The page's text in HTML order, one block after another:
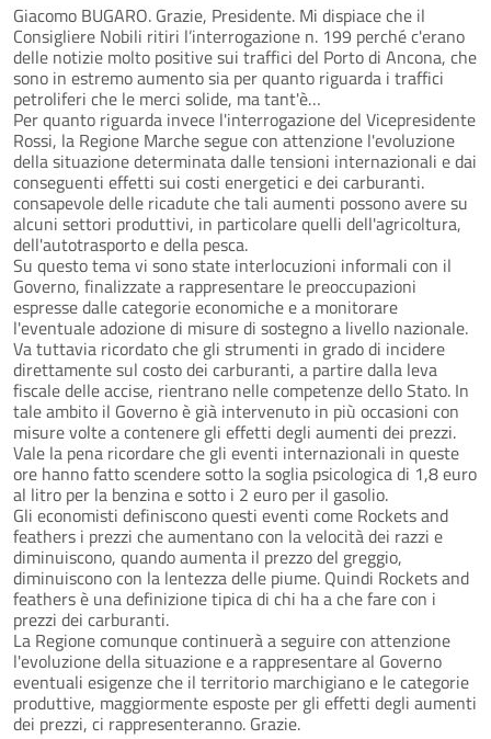
Giacomo BUGARO. Grazie, Presidente. Mi dispiace che il
Consigliere Nobili ritiri l’interrogazione n. 199 perché c'erano
delle notizie molto positive sui traffici del Porto di Ancona, che
sono in estremo aumento sia per quanto riguarda i traffici
petroliferi che le merci solide, ma tant'è…
Per quanto riguarda invece l'interrogazione del Vicepresidente
Rossi, la Regione Marche segue con attenzione l'evoluzione
della situazione determinata dalle tensioni internazionali e dai
conseguenti effetti sui costi energetici e dei carburanti.
consapevole delle ricadute che tali aumenti possono avere su
alcuni settori produttivi, in particolare quelli dell'agricoltura,
dell'autotrasporto e della pesca.
Su questo tema vi sono state interlocuzioni informali con il
Governo, finalizzate a rappresentare le preoccupazioni
espresse dalle categorie economiche e a monitorare
l'eventuale adozione di misure di sostegno a livello nazionale.
Va tuttavia ricordato che gli strumenti in grado di incidere
direttamente sul costo dei carburanti, a partire dalla leva
fiscale delle accise, rientrano nelle competenze dello Stato. In
tale ambito il Governo è già intervenuto in più occasioni con
misure volte a contenere gli effetti degli aumenti dei prezzi.
Vale la pena ricordare che gli eventi internazionali in queste
ore hanno fatto scendere sotto la soglia psicologica di 1,8 euro
al litro per la benzina e sotto i 2 euro per il gasolio.
Gli economisti definiscono questi eventi come Rockets and
feathers i prezzi che aumentano con la velocità dei razzi e
diminuiscono, quando aumenta il prezzo del greggio,
diminuiscono con la lentezza delle piume. Quindi Rockets and
feathers è una definizione tipica di chi ha a che fare con i
prezzi dei carburanti.
La Regione comunque continuerà a seguire con attenzione
l'evoluzione della situazione e a rappresentare al Governo
eventuali esigenze che il territorio marchigiano e le categorie
produttive, maggiormente esposte per gli effetti degli aumenti
dei prezzi, ci rappresenteranno. Grazie.